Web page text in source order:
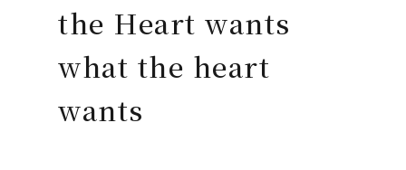
the Heart wants
what the heart
wants